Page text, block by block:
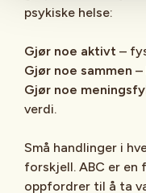
psykiske helse:
Gjør noe aktivt –
Gjør noe sammen –
Gjør noe
verdi.
Små handlinger i
forskjell. ABC er en
oppfordrer til å ta